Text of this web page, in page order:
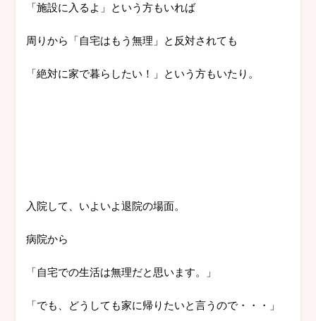
「施設に入るよ」という方もいれば
周りから「自宅はもう無理」と反対されても
「絶対に家で暮らしたい！」という方もいたり。
入院して、いよいよ退院の場面。
病院から
「自宅での生活は無理だと思います。」
「でも、どうしても家に帰りたいと言うので・・・」